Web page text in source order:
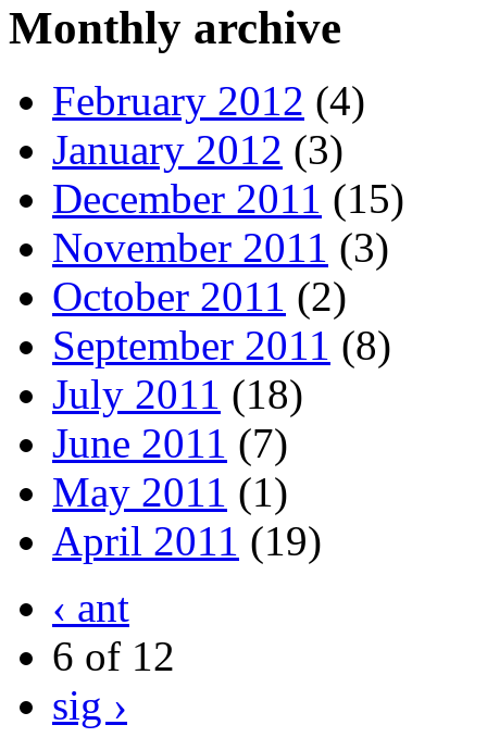
Monthly archive
February 2012 (4)
January 2012 (3)
December 2011 (15)
November 2011 (3)
October 2011 (2)
September 2011 (8)
July 2011 (18)
June 2011 (7)
May 2011 (1)
April 2011 (19)
‹ ant
6 of 12
sig ›